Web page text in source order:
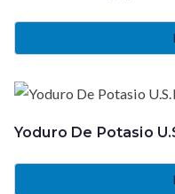
Yoduro De Potasio